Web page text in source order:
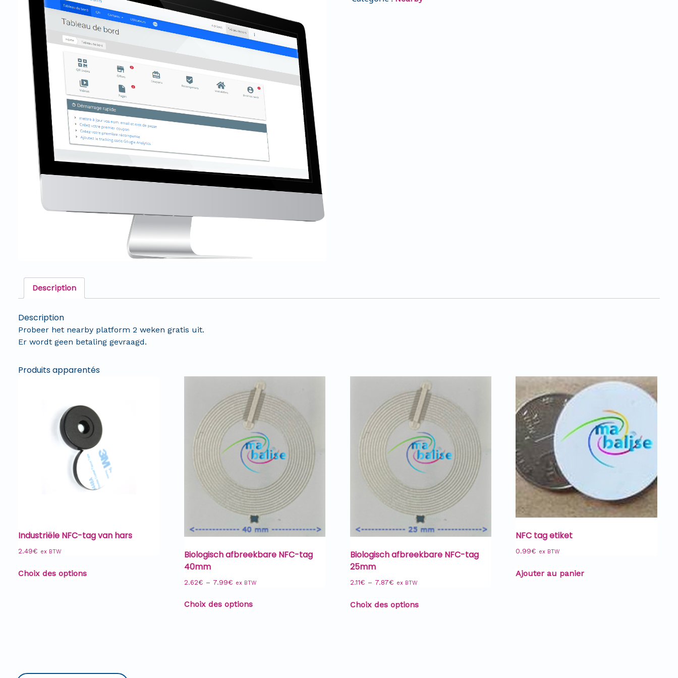
Description
Description
Probeer het nearby platform 2 weken gratis uit.
Er wordt geen betaling gevraagd.
Produits apparentés
Industriële NFC-tag van hars
2.49€ ex BTW
Choix des options
Biologisch afbreekbare NFC-tag
40mm
2.62€ – 7.99€ ex BTW
Choix des options
Biologisch afbreekbare NFC-tag
25mm
2.11€ – 7.87€ ex BTW
Choix des options
NFC tag etiket
0.99€ ex BTW
Ajouter au panier